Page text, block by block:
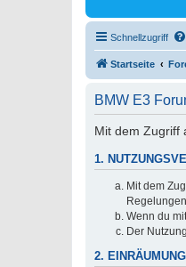
Schnellzugriff
Startseite
BMW E3
Mit dem Zugriff
1.
Mit dem
Wenn du
Der
2.